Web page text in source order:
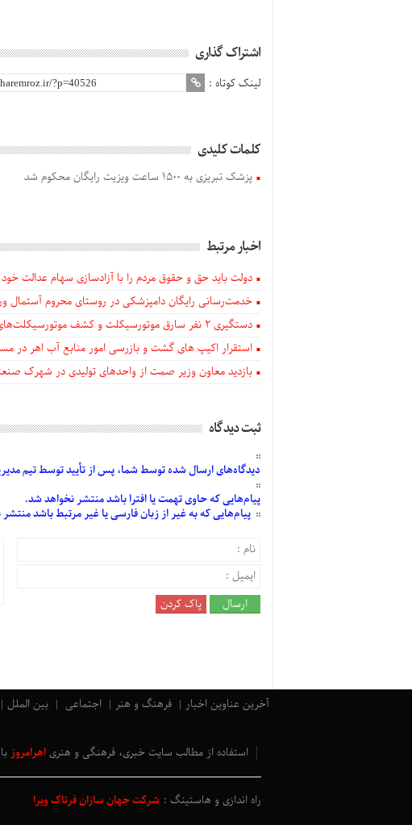
اشتراک گذاری
لینک کوتاه :
کلمات کلیدی
پزشک تبریزی به ۱۵۰۰ ساعت ویزیت رایگان محکوم شد
اخبار مرتبط
دولت باید حق و حقوق مردم را با آزادسازی سهام عدالت خود
خدمت‌رسانی رایگان دامپزشکی در روستای محروم آستمال
دستگيری ۲ نفر سارق موتورسیکلت و کشف موتورسیکلت‌های سرقتی در اهر
استقرار اکیپ های گشت و بازرسی امور منابع آب اهر در
بازدید معاون وزیر صمت از واحدهای تولیدی در شهرک
ثبت دیدگاه
دیدگاه‌هایارسالشدهتوسط شما، پس از تأییدتوسط تیم
پیام‌هاییکه حاوی تهمت یا افترا باشد منتشر نخواهد شد.
پیام‌هاییکه به غیر از زبان فارسی یا غیر مرتبط باشد
آخرین عناوین اخبار فرهنگ و هنر اجتماعی بین الملل
استفاده از مطالب سایت خبری، فرهنگی و هنری اهرامروز
راه اندازی و هاستینگ : شرکت جهان سازان فرتاک ویرا